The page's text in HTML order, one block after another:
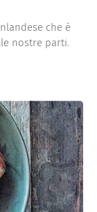
che è
nostre parti.